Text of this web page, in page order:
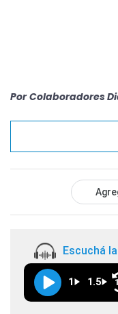
Por Colaboradores
Escuchá
1 1.5